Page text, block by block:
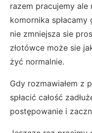
razem pracujemy ale
komornika spłacamy
nie zmniejsza sie
złotówce może sie
żyć normalnie.
Gdy rozmawiałem z
spłacić całość
postępowanie i